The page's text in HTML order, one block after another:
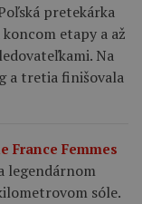
pretekárka
etapy a až
Na
a tretia finišovala
France Femmes
legendárnom
sóle.